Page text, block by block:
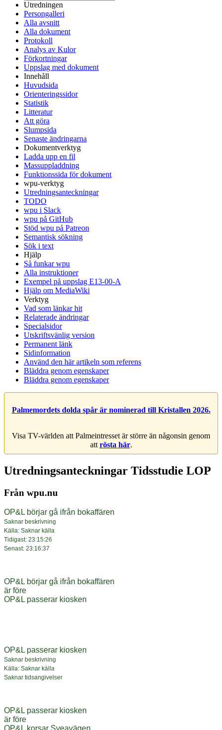
Utredningen
Persongalleri
Alla avsnitt
Alla dokument
Protokoll
Analys av Kulor
Förkortningar
Uppslag med dokument
Innehåll
Huvudsida
Orienteringssidor
Statistik
Litteratur
Att göra
Slumpsida
Senaste ändringarna
Dokumentverktyg
Ladda upp en fil
Massuppladdning
Funktionssida för dokument
wpu-verktyg
Utredningsanteckningar
TODO
wpu i Slack
wpu på GitHub
Stöd wpu på Patreon
Semantisk sökning
Sök i text
Hjälp
Så funkar wpu
Alla instruktioner
Exempel på uppslag E13-00-A
Hjälp om MediaWiki
Verktyg
Vad som länkar hit
Relaterade ändringar
Specialsidor
Utskriftsvänlig version
Permanent länk
Sidinformation
Använd den här artikeln som referens
Bläddra genom egenskaper
Bläddra genom egenskaper
Palmemordets dolda spår är nominerad till Kristallen 2026.
Visa TV-världen att Palmeintresset är större än någonsin genom
att rösta här.
Utredningsanteckningar Tidsstudie LOP
Från wpu.nu
OP&L börjar gå ifrån bokaffären
Saknar beskrivning
Källa: Saknar källa
Tidigast: 23:15:26
Senast: 23:16:37
OP&L börjar gå ifrån bokaffären
är före
OP&L passerar kiosken
OP&L passerar kiosken
Saknar beskrivning
Källa: Saknar källa
Saknar tidsangivelser
OP&L passerar kiosken
är före
OP&L korsar Sveavägen